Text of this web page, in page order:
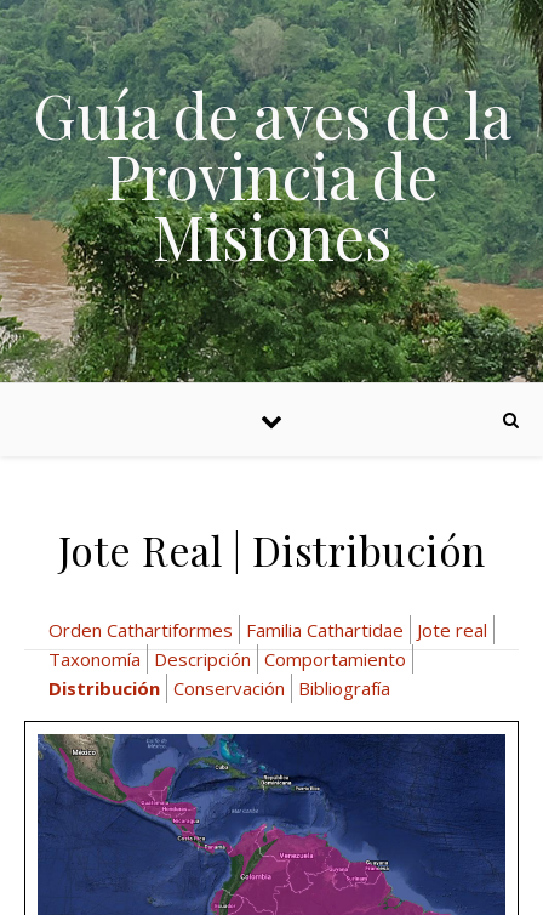
Skip to content
Guía de aves de la
Provincia de
Misiones
Jote Real | Distribución
Orden Cathartiformes Familia Cathartidae
Jote real
Taxonomía
Descripción Comportamiento
Distribución Conservación Bibliografía